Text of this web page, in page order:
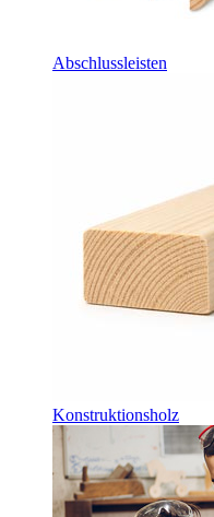
Abschlussleisten
Konstruktionsholz